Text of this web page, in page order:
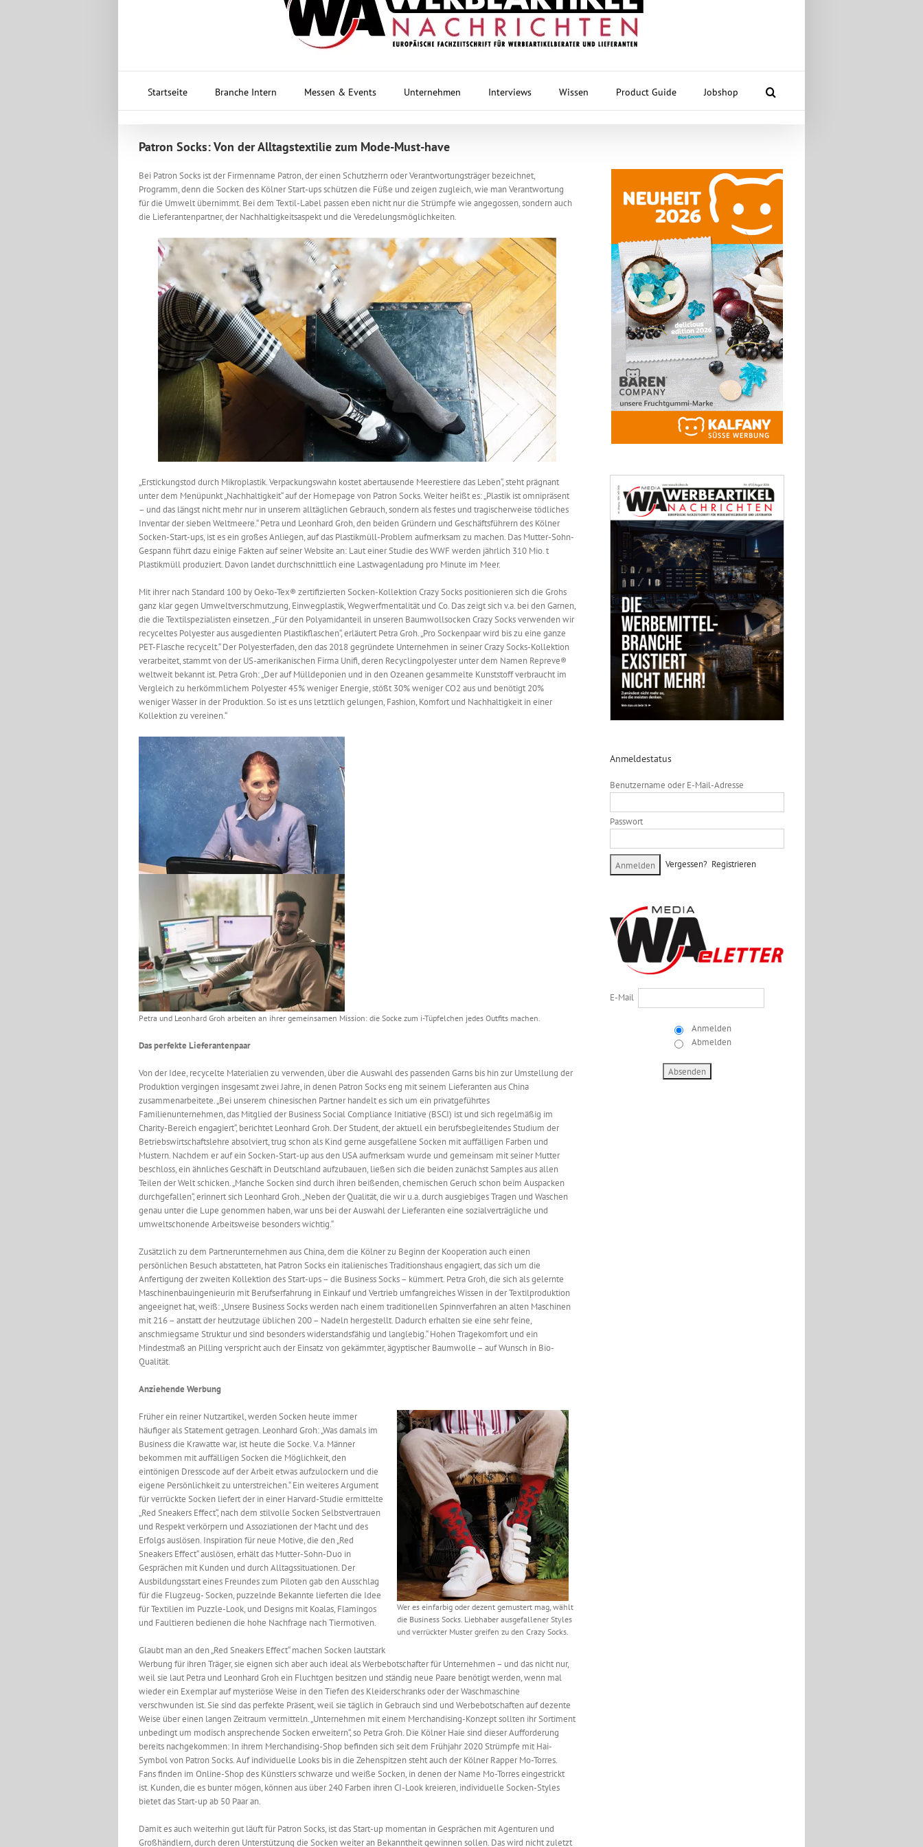
Startseite Branche Intern Messen & Events Unternehmen Interviews Wissen Product Guide Jobshop
Patron Socks: Von der Alltagstextilie zum Mode-Must-have
Bei Patron Socks ist der Firmenname Patron, der einen Schutzherrn oder Verantwortungsträger bezeichnet,
Programm, denn die Socken des Kölner Start-ups schützen die Füße und zeigen zugleich, wie man Verantwortung
für die Umwelt übernimmt. Bei dem Textil-Label passen eben nicht nur die Strümpfe wie angegossen, sondern auch
die Lieferantenpartner, der Nachhaltigkeitsaspekt und die Veredelungsmöglichkeiten.
„Erstickungstod durch Mikroplastik. Verpackungswahn kostet abertausende Meerestiere das Leben“, steht prägnant
unter dem Menüpunkt „Nachhaltigkeit“ auf der Homepage von Patron Socks. Weiter heißt es: „Plastik ist omnipräsent
– und das längst nicht mehr nur in unserem alltäglichen Gebrauch, sondern als festes und tragischerweise tödliches
Inventar der sieben Weltmeere.“ Petra und Leonhard Groh, den beiden Gründern und Geschäftsführern des Kölner
Socken-Start-ups, ist es ein großes Anliegen, auf das Plastikmüll-Problem aufmerksam zu machen. Das Mutter-Sohn-
Gespann führt dazu einige Fakten auf seiner Website an: Laut einer Studie des WWF werden jährlich 310 Mio. t
Plastikmüll produziert. Davon landet durchschnittlich eine Lastwagenladung pro Minute im Meer.
Mit ihrer nach Standard 100 by Oeko-Tex® zertifizierten Socken-Kollektion Crazy Socks positionieren sich die Grohs
ganz klar gegen Umweltverschmutzung, Einwegplastik, Wegwerfmentalität und Co. Das zeigt sich v.a. bei den Garnen,
die die Textilspezialisten einsetzen. „Für den Polyamidanteil in unseren Baumwollsocken Crazy Socks verwenden wir
recyceltes Polyester aus ausgedienten Plastikflaschen“, erläutert Petra Groh. „Pro Sockenpaar wird bis zu eine ganze
PET-Flasche recycelt.“ Der Polyesterfaden, den das 2018 gegründete Unternehmen in seiner Crazy Socks-Kollektion
verarbeitet, stammt von der US-amerikanischen Firma Unifi, deren Recyclingpolyester unter dem Namen Repreve®
weltweit bekannt ist. Petra Groh: „Der auf Mülldeponien und in den Ozeanen gesammelte Kunststoff verbraucht im
Vergleich zu herkömmlichem Polyester 45% weniger Energie, stößt 30% weniger CO2 aus und benötigt 20%
weniger Wasser in der Produktion. So ist es uns letztlich gelungen, Fashion, Komfort und Nachhaltigkeit in einer
Kollektion zu vereinen.“
Petra und Leonhard Groh arbeiten an ihrer gemeinsamen Mission: die Socke zum i-Tüpfelchen jedes Outfits machen.
Das perfekte Lieferantenpaar
Von der Idee, recycelte Materialien zu verwenden, über die Auswahl des passenden Garns bis hin zur Umstellung der
Produktion vergingen insgesamt zwei Jahre, in denen Patron Socks eng mit seinem Lieferanten aus China
zusammenarbeitete. „Bei unserem chinesischen Partner handelt es sich um ein privatgeführtes
Familienunternehmen, das Mitglied der Business Social Compliance Initiative (BSCI) ist und sich regelmäßig im
Charity-Bereich engagiert“, berichtet Leonhard Groh. Der Student, der aktuell ein berufsbegleitendes Studium der
Betriebswirtschaftslehre absolviert, trug schon als Kind gerne ausgefallene Socken mit auffälligen Farben und
Mustern. Nachdem er auf ein Socken-Start-up aus den USA aufmerksam wurde und gemeinsam mit seiner Mutter
beschloss, ein ähnliches Geschäft in Deutschland aufzubauen, ließen sich die beiden zunächst Samples aus allen
Teilen der Welt schicken. „Manche Socken sind durch ihren beißenden, chemischen Geruch schon beim Auspacken
durchgefallen“, erinnert sich Leonhard Groh. „Neben der Qualität, die wir u.a. durch ausgiebiges Tragen und Waschen
genau unter die Lupe genommen haben, war uns bei der Auswahl der Lieferanten eine sozialverträgliche und
umweltschonende Arbeitsweise besonders wichtig.“
Zusätzlich zu dem Partnerunternehmen aus China, dem die Kölner zu Beginn der Kooperation auch einen
persönlichen Besuch abstatteten, hat Patron Socks ein italienisches Traditionshaus engagiert, das sich um die
Anfertigung der zweiten Kollektion des Start-ups – die Business Socks – kümmert. Petra Groh, die sich als gelernte
Maschinenbauingenieurin mit Berufserfahrung in Einkauf und Vertrieb umfangreiches Wissen in der Textilproduktion
angeeignet hat, weiß: „Unsere Business Socks werden nach einem traditionellen Spinnverfahren an alten Maschinen
mit 216 – anstatt der heutzutage üblichen 200 – Nadeln hergestellt. Dadurch erhalten sie eine sehr feine,
anschmiegsame Struktur und sind besonders widerstandsfähig und langlebig.“ Hohen Tragekomfort und ein
Mindestmaß an Pilling verspricht auch der Einsatz von gekämmter, ägyptischer Baumwolle – auf Wunsch in Bio-
Qualität.
Anziehende Werbung
Wer es einfarbig oder dezent gemustert mag, wählt
die Business Socks. Liebhaber ausgefallener Styles
und verrückter Muster greifen zu den Crazy Socks.
Früher ein reiner Nutzartikel, werden Socken heute immer
häufiger als Statement getragen. Leonhard Groh: „Was damals im
Business die Krawatte war, ist heute die Socke. V.a. Männer
bekommen mit auffälligen Socken die Möglichkeit, den
eintönigen Dresscode auf der Arbeit etwas aufzulockern und die
eigene Persönlichkeit zu unterstreichen.“ Ein weiteres Argument
für verrückte Socken liefert der in einer Harvard-Studie ermittelte
„Red Sneakers Effect“, nach dem stilvolle Socken Selbstvertrauen
und Respekt verkörpern und Assoziationen der Macht und des
Erfolgs auslösen. Inspiration für neue Motive, die den „Red
Sneakers Effect“ auslösen, erhält das Mutter-Sohn-Duo in
Gesprächen mit Kunden und durch Alltagssituationen. Der
Ausbildungsstart eines Freundes zum Piloten gab den Ausschlag
für die Flugzeug- Socken, puzzelnde Bekannte lieferten die Idee
für Textilien im Puzzle-Look, und Designs mit Koalas, Flamingos
und Faultieren bedienen die hohe Nachfrage nach Tiermotiven.
Glaubt man an den „Red Sneakers Effect“ machen Socken lautstark
Werbung für ihren Träger, sie eignen sich aber auch ideal als Werbebotschafter für Unternehmen – und das nicht nur,
weil sie laut Petra und Leonhard Groh ein Fluchtgen besitzen und ständig neue Paare benötigt werden, wenn mal
wieder ein Exemplar auf mysteriöse Weise in den Tiefen des Kleiderschranks oder der Waschmaschine
verschwunden ist. Sie sind das perfekte Präsent, weil sie täglich in Gebrauch sind und Werbebotschaften auf dezente
Weise über einen langen Zeitraum vermitteln. „Unternehmen mit einem Merchandising-Konzept sollten ihr Sortiment
unbedingt um modisch ansprechende Socken erweitern“, so Petra Groh. Die Kölner Haie sind dieser Aufforderung
bereits nachgekommen: In ihrem Merchandising-Shop befinden sich seit dem Frühjahr 2020 Strümpfe mit Hai-
Symbol von Patron Socks. Auf individuelle Looks bis in die Zehenspitzen steht auch der Kölner Rapper Mo-Torres.
Fans finden im Online-Shop des Künstlers schwarze und weiße Socken, in denen der Name Mo-Torres eingestrickt
ist. Kunden, die es bunter mögen, können aus über 240 Farben ihren CI-Look kreieren, individuelle Socken-Styles
bietet das Start-up ab 50 Paar an.
Damit es auch weiterhin gut läuft für Patron Socks, ist das Start-up momentan in Gesprächen mit Agenturen und
Großhändlern, durch deren Unterstützung die Socken weiter an Bekanntheit gewinnen sollen. Das wird nicht zuletzt
Anmeldestatus
Benutzername oder E-Mail-Adresse
Passwort
Vergessen? Registrieren
E-Mail
Anmelden
Abmelden